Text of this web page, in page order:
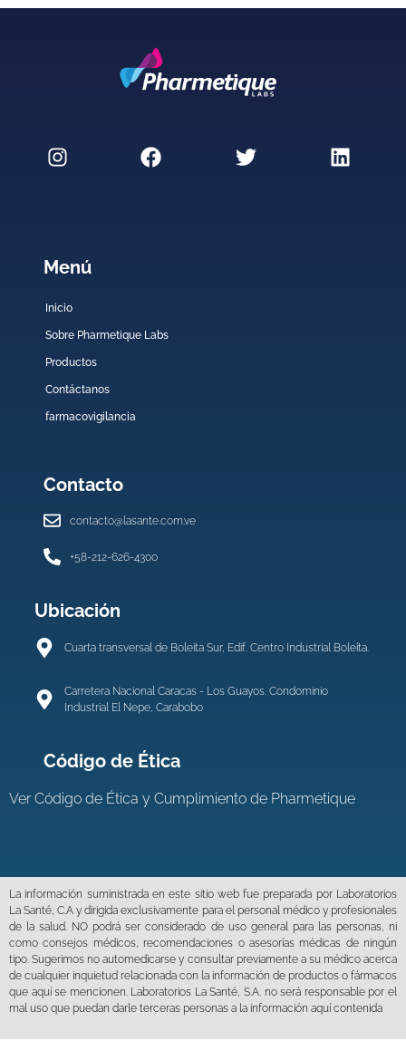
Menú
Inicio
Sobre Pharmetique Labs
Productos
Contáctanos
farmacovigilancia
Contacto
contacto@lasante.com.ve
+58-212-626-4300
Ubicación
Cuarta transversal de Boleita Sur, Edif. Centro Industrial Boleíta.
Carretera Nacional Caracas - Los Guayos. Condominio
Industrial El Nepe, Carabobo
Código de Ética
VerCódigo de Ética y Cumplimiento de Pharmetique
La información suministrada en este sitio web fue preparada por Laboratorios
La Santé, C.A y dirigida exclusivamente para el personal médico y profesionales
de la salud. NO podrá ser considerado de uso general para las personas, ni
como consejos médicos, recomendaciones o asesorías médicas de ningún
tipo. Sugerimos no automedicarse y consultar previamente a su médico acerca
de cualquier inquietud relacionada con la información de productos o fármacos
que aquí se mencionen. Laboratorios La Santé, S.A. no será responsable por el
mal uso que puedan darle terceras personas a la información aquí contenida